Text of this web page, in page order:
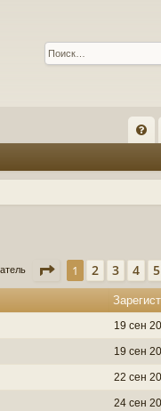
Q
Страница из 19
1 2 3 4 5
19 сен
19 сен
22 сен
24 сен